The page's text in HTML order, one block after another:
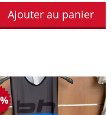
Ajouter au panier